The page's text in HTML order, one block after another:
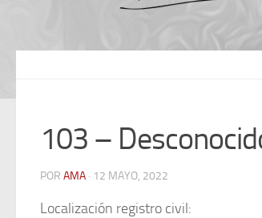
103 –
POR AMA · 12 MAYO, 2022
Localización registro civil: